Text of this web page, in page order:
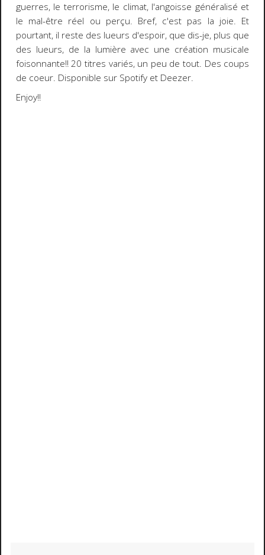
guerres, le terrorisme, le climat, l'angoisse généralisé et
le mal-être réel ou perçu. Bref, c'est pas la joie. Et
pourtant, il reste des lueurs d'espoir, que dis-je, plus que
des lueurs, de la lumière avec une création musicale
foisonnante!! 20 titres variés, un peu de tout. Des coups
de coeur. Disponible sur Spotify et Deezer.
Enjoy!!